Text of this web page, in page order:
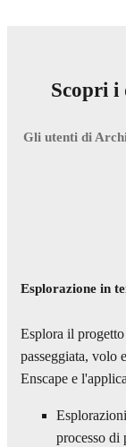
Scopri i
Gli utenti di
Esplorazione in
Esplora il
passeggiata, volo
Enscape e
processo di